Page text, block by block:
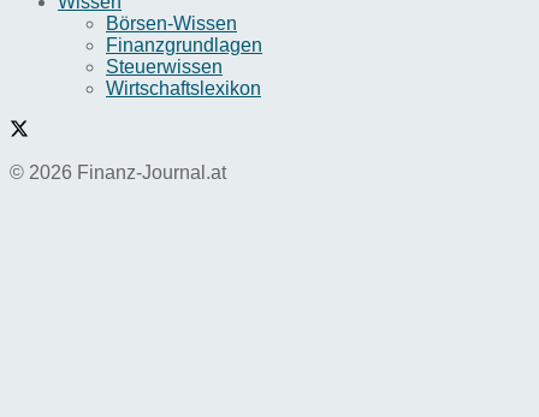
Börsen-Wissen
Finanzgrundlagen
Steuerwissen
Wirtschaftslexikon
© 2026 Finanz-Journal.at